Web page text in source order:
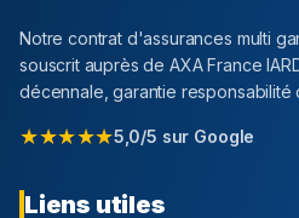
Notre contrat d'assurances multi
souscrit auprès de AXA France
décennale, garantie responsabilité
★★★★★5,0/5 sur Google
Liens utiles